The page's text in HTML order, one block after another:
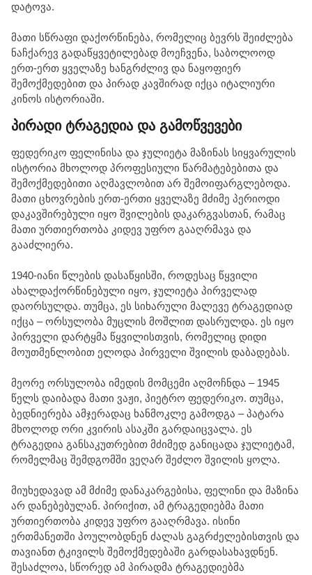
დატოვა.
მათი სწრაფი დაქორწინება, რომელიც ბევრს შეიძლება
ნაჩქარევ გადაწყვეტილებად მოეჩვენა, საბოლოოდ
ერთ-ერთ ყველაზე ხანგრძლივ და ნაყოფიერ
შემოქმედებით და პირად კავშირად იქცა იტალიური
კინოს ისტორიაში.
პირადი ტრაგედია და გამოწვევები
ფედერიკო ფელინისა და ჯულიეტა მაზინას სიყვარულის
ისტორია მხოლოდ პროფესიული წარმატებებითა და
შემოქმედებითი აღმავლობით არ შემოიფარგლებოდა.
მათი ცხოვრების ერთ-ერთი ყველაზე მძიმე პერიოდი
დაკავშირებული იყო შვილების დაკარგვასთან, რამაც
მათი ურთიერთობა კიდევ უფრო გააღრმავა და
გააძლიერა.
1940-იანი წლების დასაწყისში, როდესაც წყვილი
ახალდაქორწინებული იყო, ჯულიეტა პირველად
დაორსულდა. თუმცა, ეს სიხარული მალევე ტრაგედიად
იქცა – ორსულობა მუცლის მოშლით დასრულდა. ეს იყო
პირველი დარტყმა წყვილისთვის, რომელიც დიდი
მოუთმენლობით ელოდა პირველი შვილის დაბადებას.
მეორე ორსულობა იმედის მომცემი აღმოჩნდა – 1945
წელს დაიბადა მათი ვაჟი, პიეტრო ფედერიკო. თუმცა,
ბედნიერება ამჯერადაც ხანმოკლე გამოდგა – პატარა
მხოლოდ ორი კვირის ასაკში გარდაიცვალა. ეს
ტრაგედია განსაკუთრებით მძიმედ განიცადა ჯულიეტამ,
რომელმაც შემდგომში ვეღარ შეძლო შვილის ყოლა.
მიუხედავად ამ მძიმე დანაკარგებისა, ფელინი და მაზინა
არ დანებებულან. პირიქით, ამ ტრაგედიებმა მათი
ურთიერთობა კიდევ უფრო გააღრმავა. ისინი
ერთმანეთში პოულობდნენ ძალას გაგრძელებისთვის და
თავიანთ ტკივილს შემოქმედებაში გარდასახავდნენ.
შესაძლოა, სწორედ ამ პირადმა ტრაგედიებმა